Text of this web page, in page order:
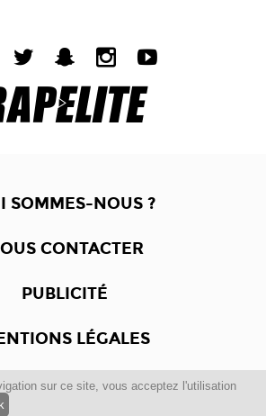
sur ce site, vous acceptez l'utilisation
SOMMES-NOUS ?
CONTACTER
PUBLICITÉ
LÉGALES
-2017Dewalgo- Tous droits réservés.